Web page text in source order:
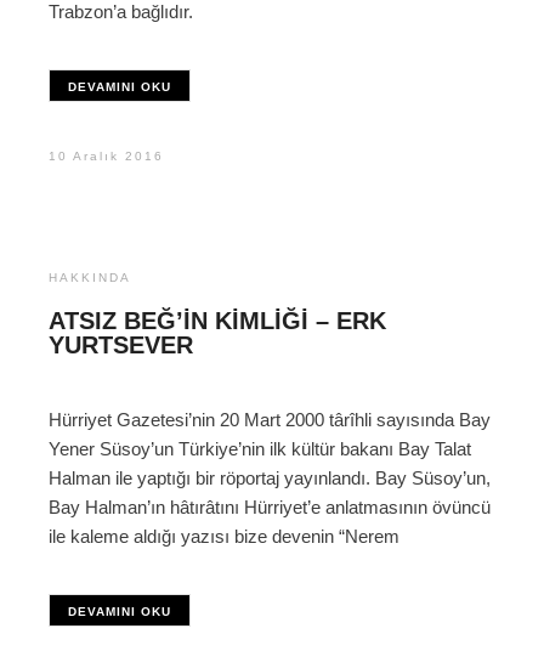
Trabzon’a bağlıdır.
DEVAMINI OKU
10 Aralık 2016
HAKKINDA
ATSIZ BEĞ’IN KIMLIĞI – ERK
YURTSEVER
Hürriyet Gazetesi’nin 20 Mart 2000 târîhli sayısında Bay
Yener Süsoy’un Türkiye’nin ilk kültür bakanı Bay Talat
Halman ile yaptığı bir röportaj yayınlandı. Bay Süsoy’un,
Bay Halman’ın hâtırâtını Hürriyet’e anlatmasının övüncü
ile kaleme aldığı yazısı bize devenin “Nerem
DEVAMINI OKU